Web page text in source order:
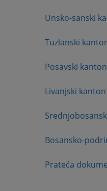
Unsko-sanski
Tuzlanski
Posavski kanton
Livanjski kanton
Bosansko-
Prateća